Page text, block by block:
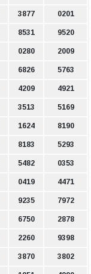
3877 0201
8531 9520
0280 2009
6826 5763
4209 4921
3513 5169
1624 8190
8183 5293
5482 0353
0419 4471
9235 7972
6750 2878
2260 9398
3870 3802